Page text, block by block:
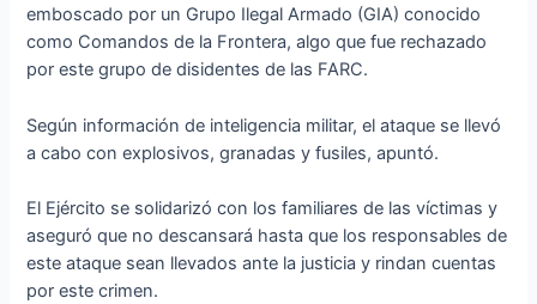
emboscado por un Grupo Ilegal Armado (GIA) conocido
como Comandos de la Frontera, algo que fue rechazado
por este grupo de disidentes de las FARC.
Según información de inteligencia militar, el ataque se llevó
a cabo con explosivos, granadas y fusiles, apuntó.
El Ejército se solidarizó con los familiares de las víctimas y
aseguró que no descansará hasta que los responsables de
este ataque sean llevados ante la justicia y rindan cuentas
por este crimen.